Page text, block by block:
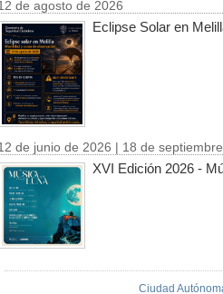
de agosto de 2026
Eclipse Solar en
de junio de 2026 | 18 de
XVI Edición 2026 -
Ciudad